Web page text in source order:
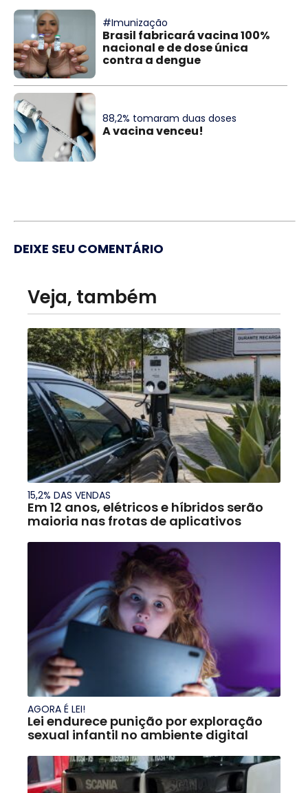
#Imunização
Brasil fabricará vacina 100%
nacional e de dose única
contra a dengue
88,2% tomaram duas doses
A vacina venceu!
DEIXE SEU COMENTÁRIO
Veja, também
15,2% DAS VENDAS
Em 12 anos, elétricos e híbridos serão
maioria nas frotas de aplicativos
AGORA É LEI!
Lei endurece punição por exploração
sexual infantil no ambiente digital